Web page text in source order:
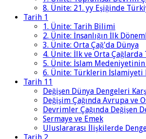
8. Ünite: 21. yy Eşiğinde
Tarih 1
1. Ünite: Tarih Bilimi
2. Ünite: İnsanlığın İlk
3. Ünite: Orta Çağ'da Dünya
4. Ünite: İlk ve Orta Çağlarda
5. Ünite: İslam Medeniyetinin
6. Ünite: Türklerin
Tarih 11
Değişen Dünya Dengeleri
Değişim Çağında Avrupa ve
Devrimler Çağında Değişen
Sermaye ve Emek
Uluslararası İlişkilerde